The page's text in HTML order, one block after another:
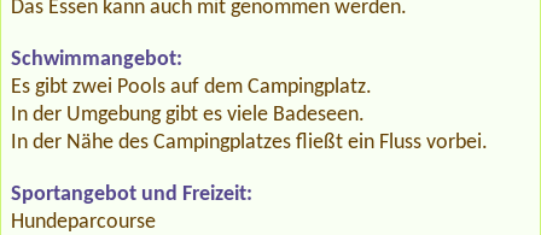
Das Essen kann auch mit genommen werden.
Schwimmangebot:
Es gibt zwei Pools auf dem Campingplatz.
In der Umgebung gibt es viele Badeseen.
In der Nähe des Campingplatzes fließt ein Fluss vorbei.
Sportangebot und Freizeit:
Hundeparcourse